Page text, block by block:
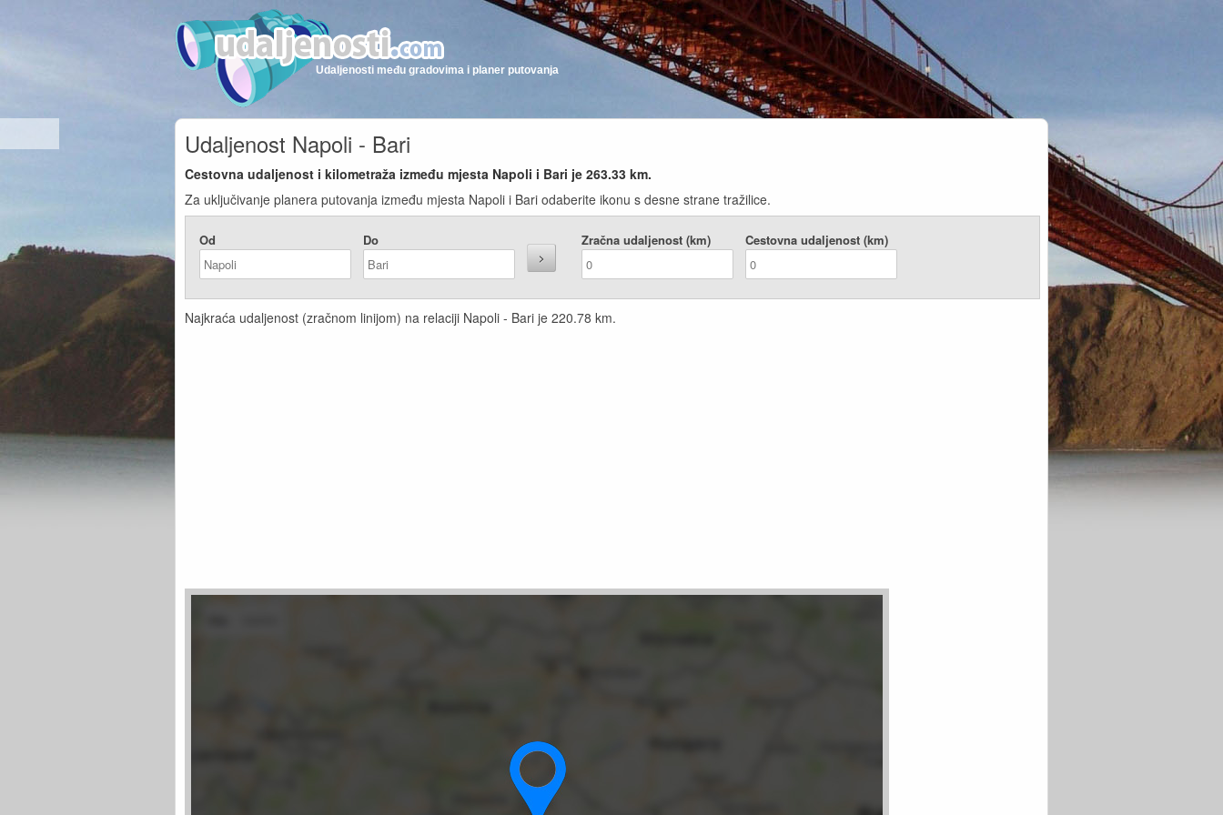
Udaljenosti među gradovima i planer putovanja
Udaljenost Napoli - Bari
Cestovna udaljenost i kilometraža između mjesta Napoli i Bari je 263.33 km.
Za uključivanje planera putovanja između mjesta Napoli i Bari odaberite ikonu s desne strane tražilice.
Od Do Zračna udaljenost (km) Cestovna udaljenost (km)
Najkraća udaljenost (zračnom linijom) na relaciji Napoli - Bari je 220.78 km.